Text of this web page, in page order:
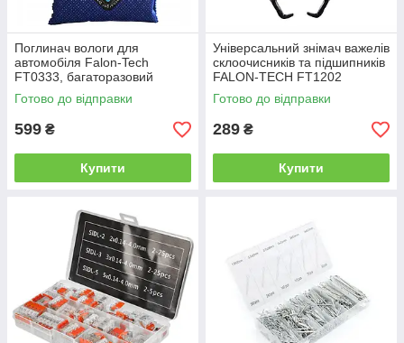
Поглинач вологи для
автомобіля Falon-Tech
FT0333, багаторазовий
осушувач повітря від
запотівання скла
Готово до відправки
599 ₴
Купити
Універсальний знімач важелів
склоочисників та підшипників
FALON-TECH FT1202
Готово до відправки
289 ₴
Купити